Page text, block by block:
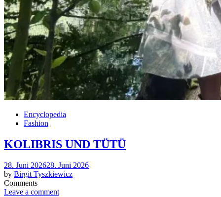
Encyclopedia
Fashion
KOLIBRIS UND TÜTÜ
Posted
on
28. Juni 202628. Juni 2026
by Birgit Tyszkiewicz
Comments
Leave a comment